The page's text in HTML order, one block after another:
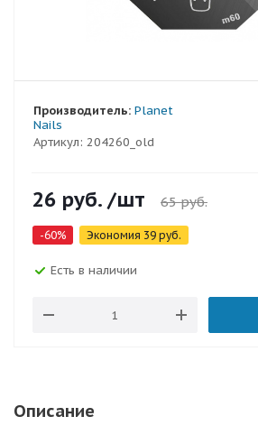
Артикул: 204260_old
Производитель: Planet
Nails
26 руб. /шт 65руб.
-60% Экономия 39 руб.
Есть в наличии
Описание